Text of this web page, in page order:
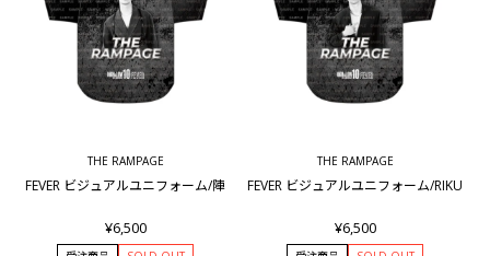
THE RAMPAGE
FEVER ビジュアルユニフォーム/陣
¥6,500
THE RAMPAGE
FEVER ビジュアルユニフォーム/RIKU
¥6,500